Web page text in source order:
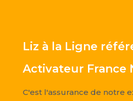
Liz à la Ligne
Activateur France
C'est l'assurance de notre